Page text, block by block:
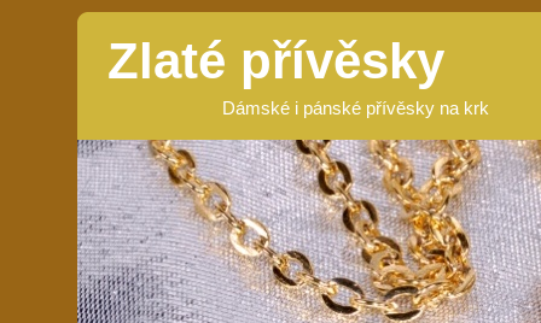
Zlaté přívěsky
Dámské i pánské přívěsky na krk